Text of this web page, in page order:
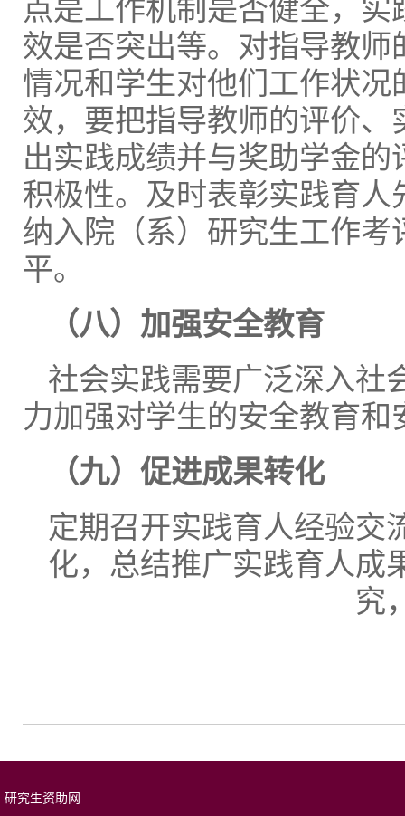
点是工作机制是否健全，
效是否突出等。对指导教
情况和学生对他们工作状
效，要把指导教师的评价
出实践成绩并与奖助学金
积极性。及时表彰实践育
纳入院（系）研究生工作
平。
（八）加强安全教育
社会实践需要广泛深入社
力加强对学生的安全教育
（九）促进成果转化
定期召开实践育人经验交
化，总结推广实践育人成
究
研究生资助网